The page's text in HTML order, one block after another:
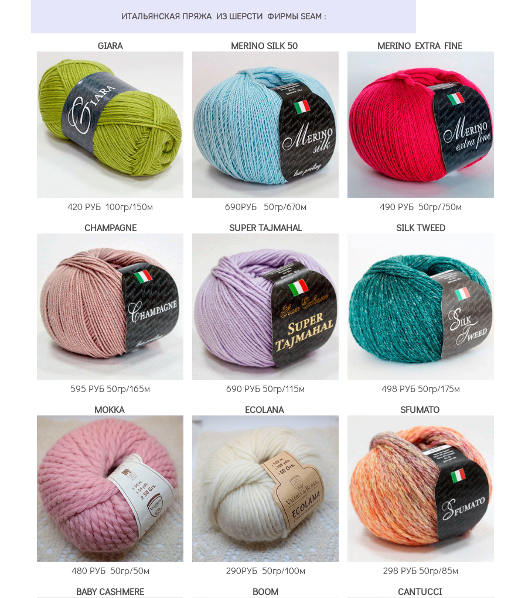
ИТАЛЬЯНСКАЯ ПРЯЖА ИЗ ШЕРСТИ ФИРМЫ SEAM :
GIARA
420 РУБ 100гр/150м
MERINO SILK 50
690РУБ 50гр/670м
MERINO EXTRA FINE
490 РУБ 50гр/750м
CHAMPAGNE
595 РУБ 50гр/165м
SUPER TAJMAHAL
690 РУБ 50гр/115м
SILK TWEED
498 РУБ 50гр/175м
MOKKA
480 РУБ50гр/50м
ECOLANA
290РУБ50гр/100м
SFUMATO
298 РУБ 50гр/85м
BABY CASHMERE
BOOM CANTUCCI